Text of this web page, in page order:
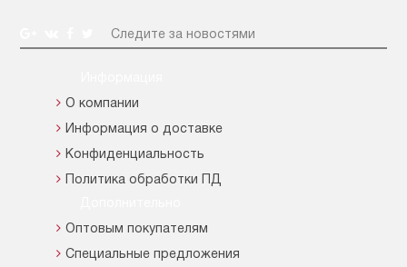
Следите за новостями
О компании
Информация о доставке
Конфиденциальность
Политика обработки ПД
Оптовым покупателям
Специальные предложения